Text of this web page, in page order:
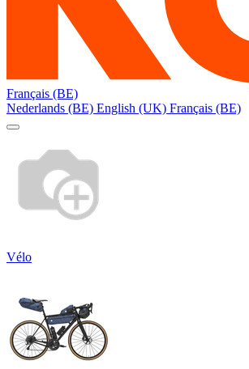
Français (BE)
Nederlands (BE) English (UK) Français (BE)
Vélo